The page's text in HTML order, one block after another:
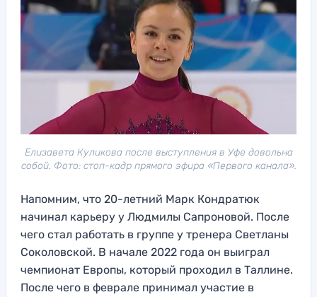
Елизавета Куликова после выступления в Уфе довольна
собой. Фото: стоп-кадр прямого эфира «Первого канала».
Напомним, что 20-летний Марк Кондратюк
начинал карьеру у Людмилы Сапроновой. После
чего стал работать в группе у тренера Светланы
Соколовской. В начале 2022 года он выиграл
чемпионат Европы, который проходил в Таллине.
После чего в феврале принимал участие в